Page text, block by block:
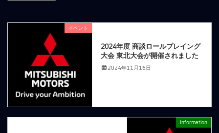
イベント
2024年度 商談ロールプレイング
大会 東北大会が開催されました
2024年11月16日
Information